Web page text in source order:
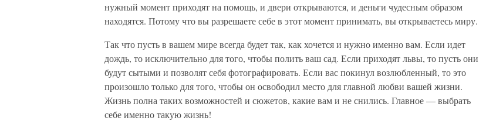
нужный момент приходят на помощь, и двери открываются, и деньги чудесным образом
находятся. Потому что вы разрешаете себе в этот момент принимать, вы открываетесь миру.
Так что пусть в вашем мире всегда будет так, как хочется и нужно именно вам. Если идет
дождь, то исключительно для того, чтобы полить ваш сад. Если приходят львы, то пусть они
будут сытыми и позволят себя фотографировать. Если вас покинул возлюбленный, то это
произошло только для того, чтобы он освободил место для главной любви вашей жизни.
Жизнь полна таких возможностей и сюжетов, какие вам и не снились. Главное — выбрать
себе именно такую жизнь!